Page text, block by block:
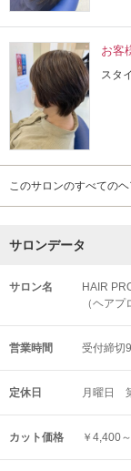
お客
スタ
このサロンのすべての
サロンデータ
サロン名
HAIR
（ヘアプ
営業時間 受付締切
定休日 月曜日
カット価格 ￥4,400～